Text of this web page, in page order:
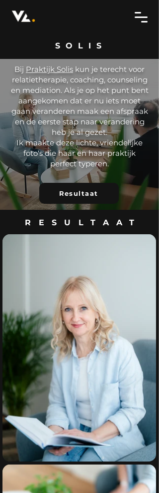
SOLIS
Bij Praktijk Solis kun je terecht voor
relatietherapie, coaching, counseling
en mediation. Als je op het punt bent
aangekomen dat er nu iets moet
gaan veranderen maak een afspraak
en de eerste stap naar verandering
heb je al gezet.
Ik maakte deze lichte, vriendelijke
foto's die haar en haar praktijk
perfect typeren.
Resultaat
RESULTAAT